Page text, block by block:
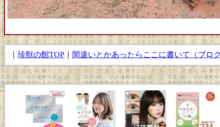
珍獣の館TOP 間違いとかあったらここに書いて（ブロ